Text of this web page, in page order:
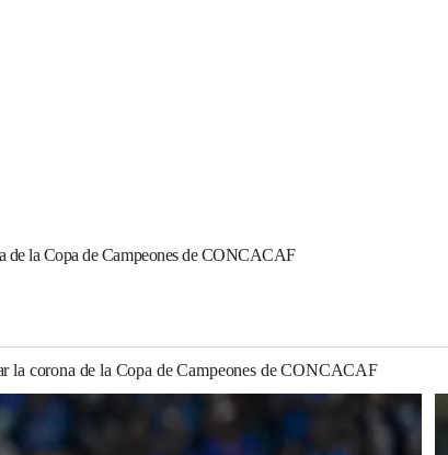
de la Copa de Campeones de CONCACAF
la corona de la Copa de Campeones de CONCACAF